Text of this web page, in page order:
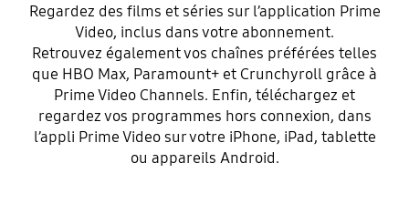
Regardez des films et séries sur l’application Prime
Video, inclus dans votre abonnement.
Retrouvez également vos chaînes préférées telles
que HBO Max, Paramount+ et Crunchyroll grâce à
Prime Video Channels. Enfin, téléchargez et
regardez vos programmes hors connexion, dans
l’appli Prime Video sur votre iPhone, iPad, tablette
ou appareils Android.